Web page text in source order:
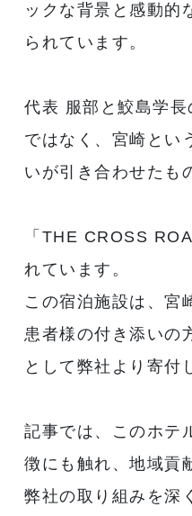
ックな背景と感動的
られています。
代表 服部と鮫島学
ではなく、宮崎とい
いが引き合わせたも
「THE CROSS
れています。
この宿泊施設は、宮
患者様の付き添いの
として弊社より寄付
記事では、このホテ
徴にも触れ、地域貢
弊社の取り組みを深